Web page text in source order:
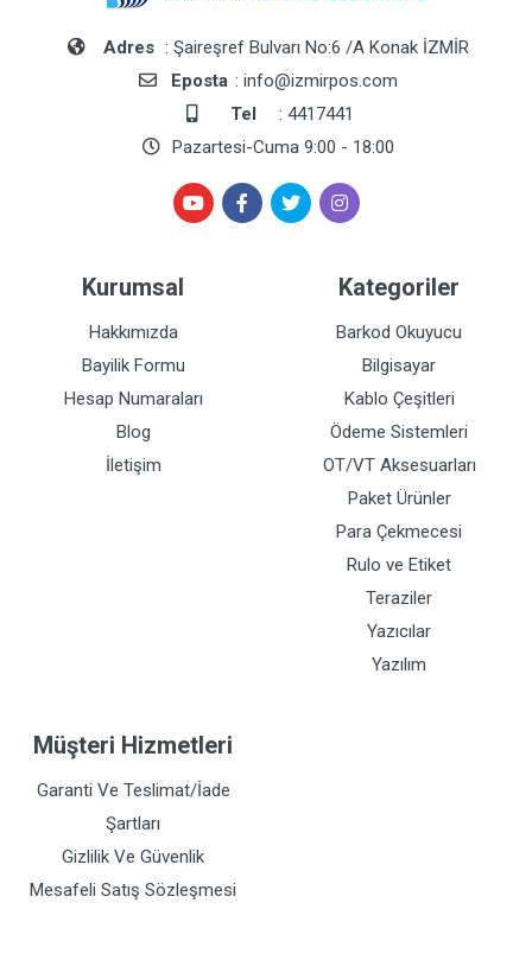
Adres : Şaireşref Bulvarı No:6 /A Konak İZMİR
Eposta : info@izmirpos.com
Tel
: 4417441
Pazartesi-Cuma 9:00 - 18:00
Kurumsal
Hakkımızda
Bayilik Formu
Hesap Numaraları
Blog
İletişim
Kategoriler
Barkod Okuyucu
Bilgisayar
Kablo Çeşitleri
Ödeme Sistemleri
OT/VT Aksesuarları
Paket Ürünler
Para Çekmecesi
Rulo ve Etiket
Teraziler
Yazıcılar
Yazılım
Müşteri Hizmetleri
Garanti Ve Teslimat/İade
Şartları
Gizlilik Ve Güvenlik
Mesafeli Satış Sözleşmesi